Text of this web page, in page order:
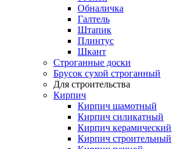
Обналичка
Галтель
Штапик
Плинтус
Шкант
Строганные доски
Брусок сухой строганный
Для строительства
Кирпич
Кирпич шамотный
Кирпич силикатный
Кирпич керамический
Кирпич строительный